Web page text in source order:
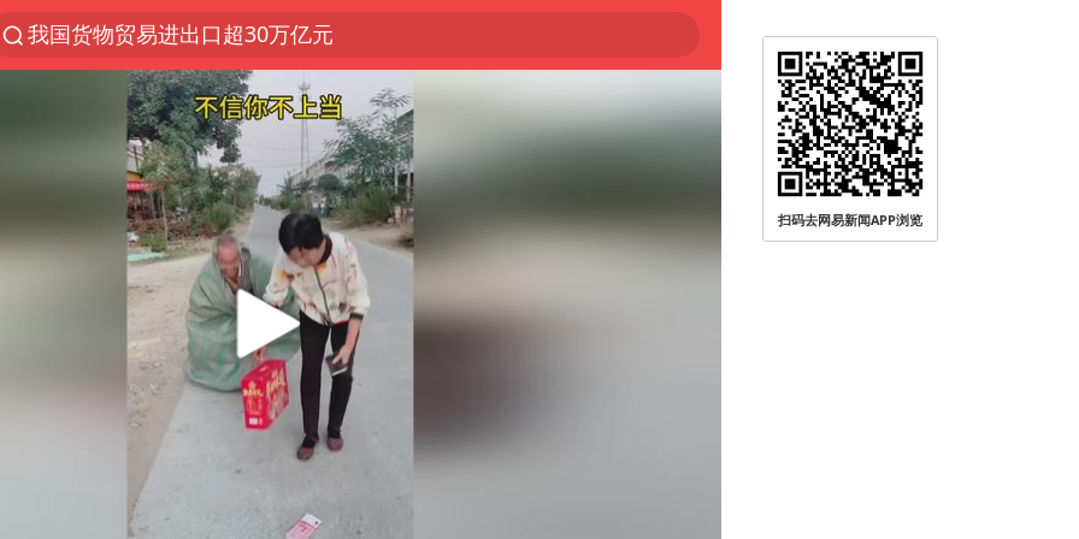
我国货物贸易进出口超30万亿元
上半年我国机械工业经济运行稳中有进
台风白海豚加强
泉州市委书记张毅恭被查
佛山通报笔试前13被淘汰后5名进体检
河南撤回“领导带薪错峰休假”通知
向鹏0-3不敌张本智和
广东雷州通报特教老师招聘违规事件
“立秋的第一杯奶茶”又爆单了
陈幸同晋级WTT横滨冠军赛8强
泰国枪击案凶手先杀祖父母后行凶
扫码去网易新闻APP浏览